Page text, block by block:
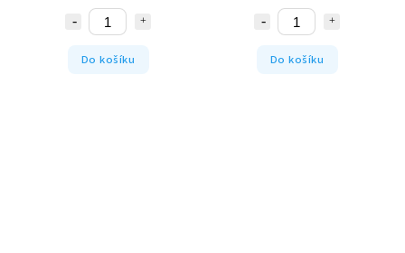
Do košíku Do košíku